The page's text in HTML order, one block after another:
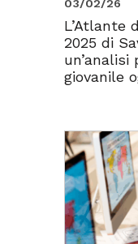
03/02/26
L’Atlante
2025 di
un’analisi
giovanile